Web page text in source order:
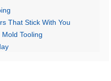
That Stick With You
Tooling